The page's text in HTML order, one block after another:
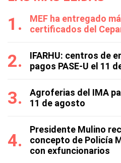
MEF ha entregado
certificados del
IFARHU: centros de
pagos PASE-U el 11
Agroferias del IMA
11 de agosto
Presidente Mulino
concepto de Policía
con exfuncionarios